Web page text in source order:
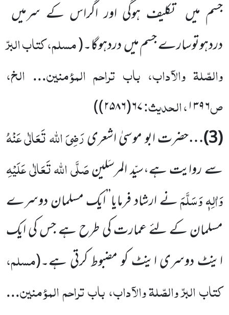
جسم میں تکلیف ہوگی اور اگراس کے سرمیں
دردہوتوسارے جسم میںدردہوگا۔(مسلم، کتاب البرّ
والصّلۃ والآداب، باب تراحم المؤمنین... الخ،
ص۱۳۹۶، الحدیث:۶۷(۲۵۸۶)
)
(
3
)…حضرت ابو موسیٰ اشعریرَضِیَ اللہ تَعَالٰی عَنْہُ
سے روایت ہے،سیّد المرسَلینصَلَّی اللہ تَعَالٰی عَلَیْہِ
وَاٰلِہٖ وَسَلَّمَنے ارشاد فرمایا’’ایک مسلمان دوسرے
مسلمان کے لئے عمارت کی طرح ہے جس کی ایک
اینٹ دوسری اینٹ کو مضبوط کرتی ہے۔(مسلم،
کتاب البرّ والصّلۃ والآداب، باب تراحم المؤمنین...